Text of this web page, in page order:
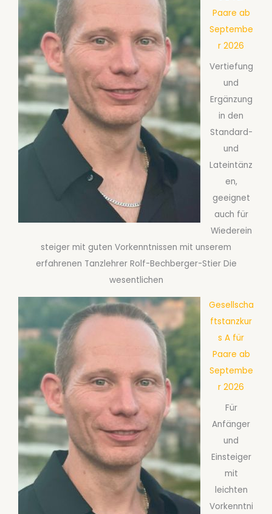
Paare ab
Septembe
r 2026
Vertiefung
und
Ergänzung
in den
Standard-
und
Lateintänz
en,
geeignet
auch für
Wiederein
steiger mit guten Vorkenntnissen mit unserem
erfahrenen Tanzlehrer Rolf-Bechberger-Stier Die
wesentlichen
Gesellscha
ftstanzkur
s A für
Paare ab
Septembe
r 2026
Für
Anfänger
und
Einsteiger
mit
leichten
Vorkenntni